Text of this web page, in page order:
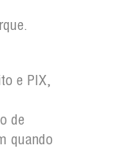
e PIX,
de
quando